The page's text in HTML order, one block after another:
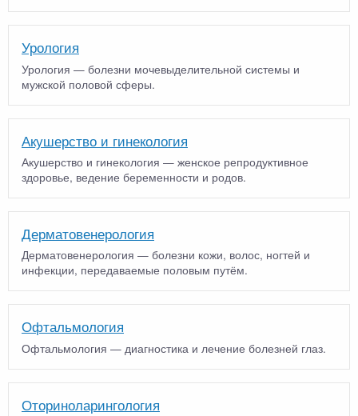
Урология
Урология — болезни мочевыделительной системы и
мужской половой сферы.
Акушерство и гинекология
Акушерство и гинекология — женское репродуктивное
здоровье, ведение беременности и родов.
Дерматовенерология
Дерматовенерология — болезни кожи, волос, ногтей и
инфекции, передаваемые половым путём.
Офтальмология
Офтальмология — диагностика и лечение болезней глаз.
Оториноларингология